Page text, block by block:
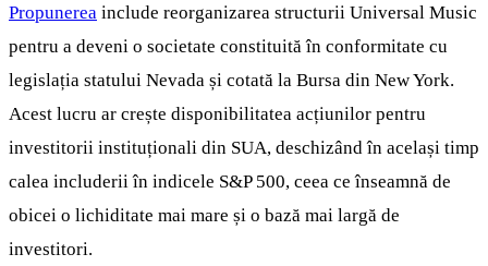
Propunerea include reorganizarea structurii Universal Music
pentru a deveni o societate constituită în conformitate cu
legislația statului Nevada și cotată la Bursa din New York.
Acest lucru ar crește disponibilitatea acțiunilor pentru
investitorii instituționali din SUA, deschizând în același timp
calea includerii în indicele S&P 500, ceea ce înseamnă de
obicei o lichiditate mai mare și o bază mai largă de
investitori.